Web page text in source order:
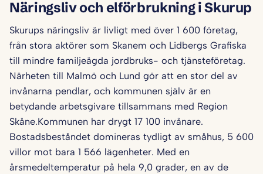
Näringsliv och elförbrukning i Skurup
Skurups näringsliv är livligt med över 1 600 företag,
från stora aktörer som Skanem och Lidbergs Grafiska
till mindre familjeägda jordbruks- och tjänsteföretag.
Närheten till Malmö och Lund gör att en stor del av
invånarna pendlar, och kommunen själv är en
betydande arbetsgivare tillsammans med Region
Skåne.Kommunen har drygt 17 100 invånare.
Bostadsbeståndet domineras tydligt av småhus, 5 600
villor mot bara 1 566 lägenheter. Med en
årsmedeltemperatur på hela 9,0 grader, en av de